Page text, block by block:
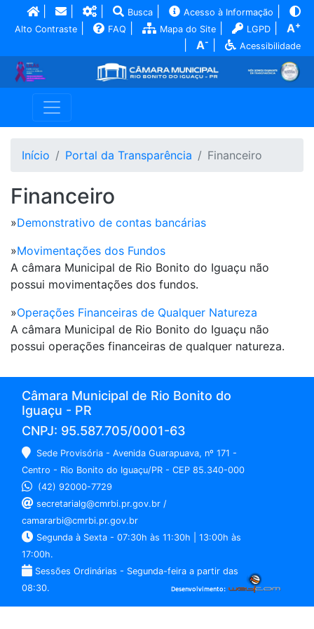
| Busca Acesso à Informação
Alto Contraste FAQ Mapa do Site LGPD A+
A- Acessibilidade
Início Portal da Transparência Financeiro
Financeiro
»Demonstrativo de contas bancárias
»Movimentações dos Fundos
A câmara Municipal de Rio Bonito do Iguaçu não
possui movimentações dos fundos.
»Operações Financeiras de Qualquer Natureza
A câmara Municipal de Rio Bonito do Iguaçu não
possui operações financeiras de qualquer natureza.
Câmara Municipal de Rio Bonito do
Iguaçu - PR
CNPJ: 95.587.705/0001-63
Sede Provisória - Avenida Guarapuava, nº 171 -
Centro - Rio Bonito do Iguaçu/PR - CEP 85.340-000
(42) 92000-7729
secretarialg@cmrbi.pr.gov.br /
camararbi@cmrbi.pr.gov.br
Segunda à Sexta - 07:30h às 11:30h | 13:00h às
17:00h.
Sessões Ordinárias - Segunda-feira a partir das
08:30.